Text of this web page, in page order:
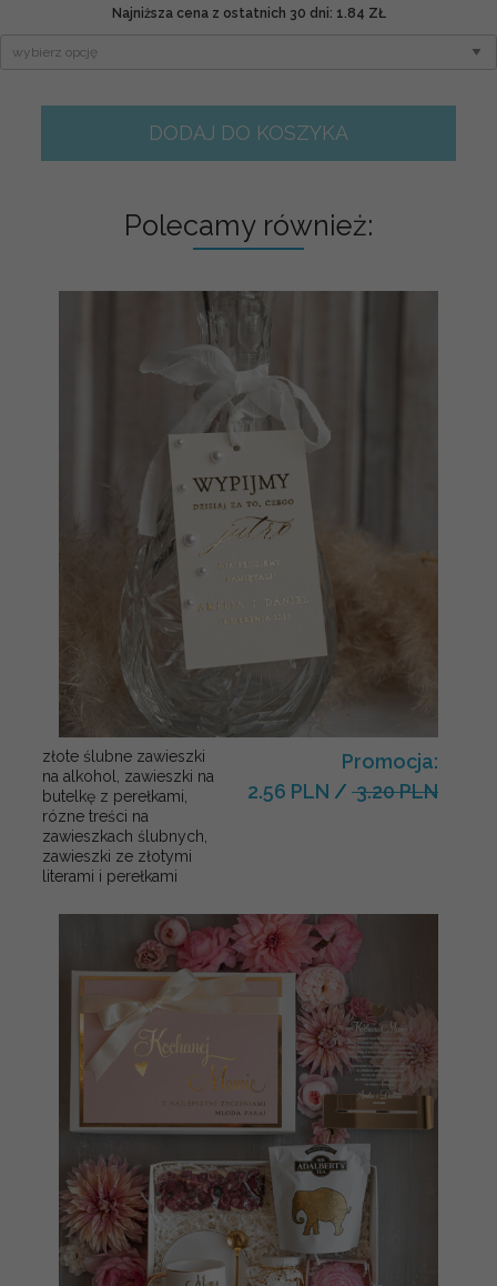
Najniższa cena z ostatnich 30 dni: 1.84 ZŁ
DODAJ DO KOSZYKA
Polecamy również:
złote ślubne zawieszki
na alkohol, zawieszki na
butelkę z perełkami,
rózne treści na
zawieszkach ślubnych,
zawieszki ze złotymi
literami i perełkami
Promocja:
2.56 PLN / 3.20 PLN